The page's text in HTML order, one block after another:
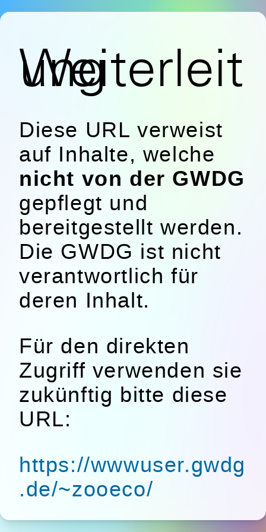
Weiterleitung
Diese URL verweist
auf Inhalte, welche
nicht von der GWDG
gepflegt und
bereitgestellt werden.
Die GWDG ist nicht
verantwortlich für
deren Inhalt.
Für den direkten
Zugriff verwenden sie
zukünftig bitte diese
URL:
https://wwwuser.gwdg
.de/~zooeco/